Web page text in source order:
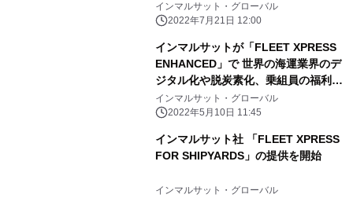
インマルサット・グローバル
2022年7月21日 12:00
インマルサットが「FLEET XPRESS
ENHANCED」で 世界の海運業界のデ
ジタル化や脱炭素化、乗組員の福利厚
生を実現
インマルサット・グローバル
2022年5月10日 11:45
インマルサット社 「FLEET XPRESS
FOR SHIPYARDS」の提供を開始
インマルサット・グローバル